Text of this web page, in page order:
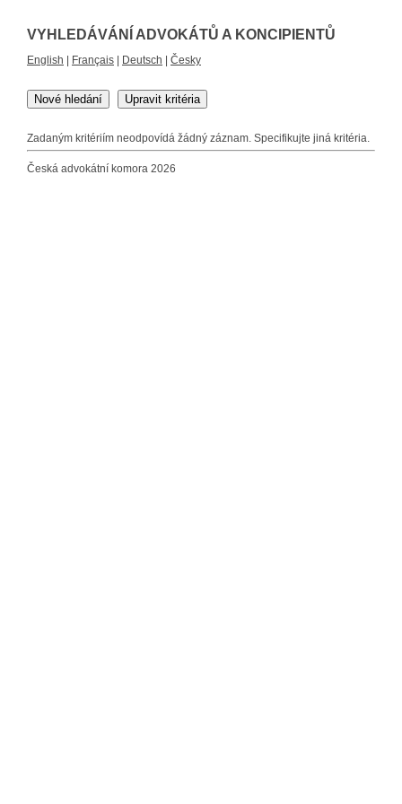
VYHLEDÁVÁNÍ ADVOKÁTŮ A KONCIPIENTŮ
English Français Deutsch Česky
Nové hledání Upravit kritéria
Zadaným kritériím neodpovídá žádný záznam. Specifikujte jiná kritéria.
Česká advokátní komora 2026